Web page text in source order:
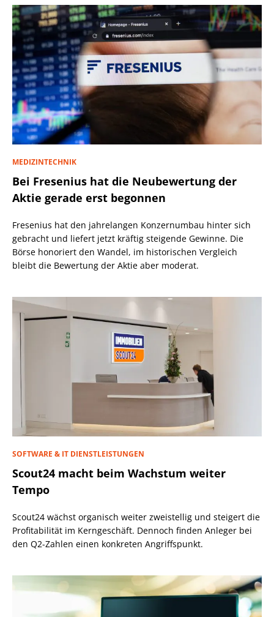
MEDIZINTECHNIK
Bei Fresenius hat die Neubewertung der
Aktie gerade erst begonnen
Fresenius hat den jahrelangen Konzernumbau hinter sich
gebracht und liefert jetzt kräftig steigende Gewinne. Die
Börse honoriert den Wandel, im historischen Vergleich
bleibt die Bewertung der Aktie aber moderat.
SOFTWARE & IT DIENSTLEISTUNGEN
Scout24 macht beim Wachstum weiter
Tempo
Scout24 wächst organisch weiter zweistellig und steigert die
Profitabilität im Kerngeschäft. Dennoch finden Anleger bei
den Q2-Zahlen einen konkreten Angriffspunkt.